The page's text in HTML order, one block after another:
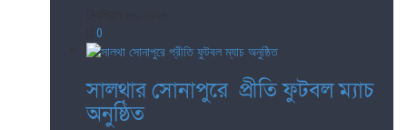
0
সালথার সোনাপুরে প্রীতি ফুটবল ম্যাচ
অনুষ্ঠিত